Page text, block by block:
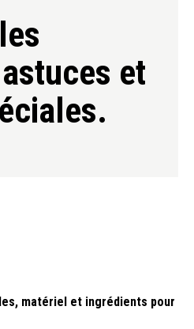
et
matériel et ingrédients pour